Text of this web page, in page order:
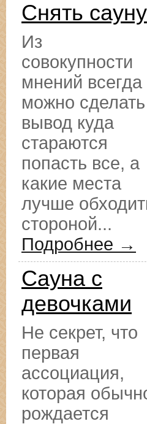
Снять сауну
Из
совокупности
мнений всегда
можно сделать
вывод куда
стараются
попасть все, а
какие места
лучше
стороной...
Подробнее →
Сауна с
девочками
Не секрет, что
первая
ассоциация,
которая
рождается